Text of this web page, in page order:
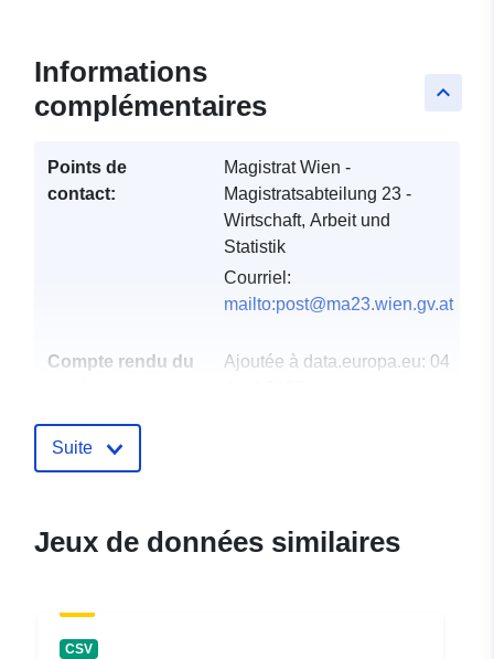
keyboard_arrow_up
Informations
complémentaires
Points de
contact:
Magistrat Wien -
Magistratsabteilung 23 -
Wirtschaft, Arbeit und
Statistik
Courriel:
mailto:post@ma23.wien.gv.at
Compte rendu du
Ajoutée à data.europa.eu: 04
zbz-pop-sex-agr3-stk-cob-geoat3-
2008f
Suite
Jeux de données similaires
CSV